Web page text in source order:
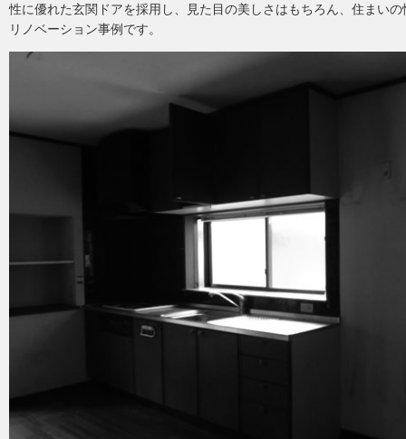
性に優れた玄関ドアを採用し、見た目の美しさはもちろん、住まい
リノベーション事例です。